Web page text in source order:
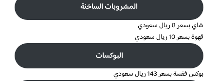
المشروبات الساخنة
شاي بسعر 8 ريال سعودي
قهوة بسعر 10 ريال سعودي
البوكسات
بوكس فقسة بسعر 143 ريال سعودي